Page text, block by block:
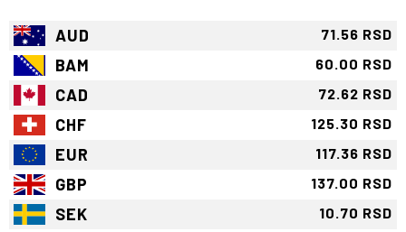
AUD 71.56 RSD
BAM 60.00 RSD
CAD 72.62 RSD
CHF 125.30 RSD
EUR 117.36 RSD
GBP 137.00 RSD
SEK 10.70 RSD